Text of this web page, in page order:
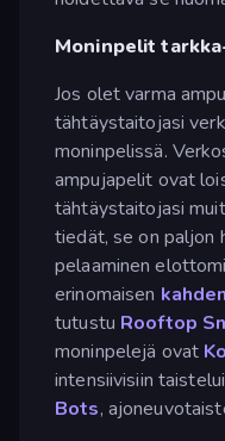
Moninpelit
Jos olet varma
tähtäystaitojasi
moninpelissä.
ampujapelit ovat
tähtäystaitojasi
tiedät, se on paljon
pelaaminen
erinomaisen
tutustu Rooftop
moninpelejä ovat
intensiivisiin
Bots,